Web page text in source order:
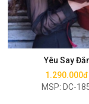
Yêu Say
1.290.000đ
MSP: DC-
Mua